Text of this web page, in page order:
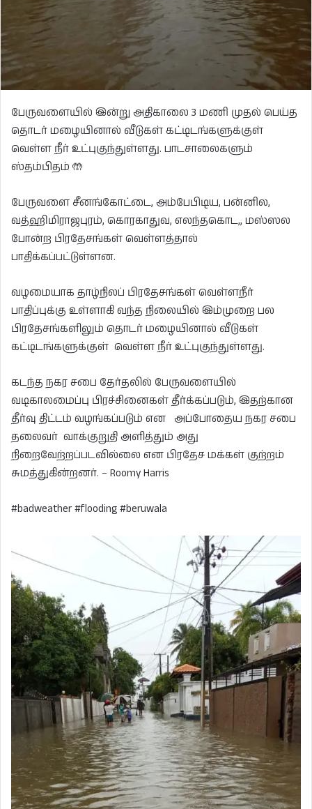
பேருவளையில் இன்று அதிகாலை 3 மணி முதல் பெய்த
தொடர் மழையினால் வீடுகள் கட்டிடங்களுக்குள்
வெள்ள நீர் உட்புகுந்துள்ளது. பாடசாலைகளும்
ஸ்தம்பிதம் 🤲
பேருவளை சீனங்கோட்டை, அம்பேபிடிய, பன்னில,
வத்ஹிமிராஜபுரம், கொரகாதுவ, எலந்தகொட,, மஸ்ஸல
போன்ற பிரதேசங்கள் வெள்ளத்தால்
பாதிக்கப்பட்டுள்ளன.
வழமையாக தாழ்நிலப் பிரதேசங்கள் வெள்ளநீர்
பாதிப்புக்கு உள்ளாகி வந்த நிலையில் இம்முறை பல
பிரதேசங்களிலும் தொடர் மழையினால் வீடுகள்
கட்டிடங்களுக்குள் வெள்ள நீர் உட்புகுந்துள்ளது.
கடந்த நகர சபை தேர்தலில் பேருவளையில்
வடிகாலமைப்பு பிரச்சினைகள் தீர்க்கப்படும், இதற்கான
தீர்வு திட்டம் வழங்கப்படும் என அப்போதைய நகர சபை
தலைவர் வாக்குறுதி அளித்தும் அது
நிறைவேற்றப்படவில்லை என பிரதேச மக்கள் குற்றம்
சுமத்துகின்றனர். – Roomy Harris
#badweather #flooding #beruwala